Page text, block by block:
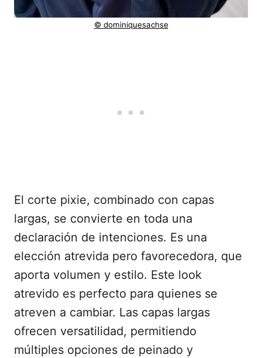
© dominiquesachse
El corte pixie, combinado con capas
largas, se convierte en toda una
declaración de intenciones. Es una
elección atrevida pero favorecedora, que
aporta volumen y estilo. Este look
atrevido es perfecto para quienes se
atreven a cambiar. Las capas largas
ofrecen versatilidad, permitiendo
múltiples opciones de peinado y